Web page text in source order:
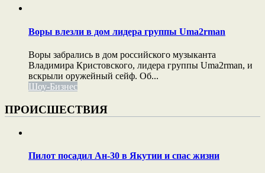
Воры влезли в дом лидера группы Uma2rman
Воры забрались в дом российского музыканта
Владимира Кристовского, лидера группы Uma2rman, и
вскрыли оружейный сейф. Об...
Шоу-Бизнес
ПРОИСШЕСТВИЯ
Пилот посадил Ан-30 в Якутии и спас жизни